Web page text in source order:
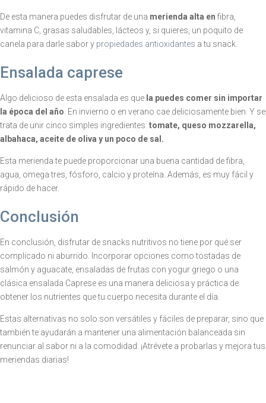
De esta manera puedes disfrutar de una merienda alta en fibra,
vitamina C, grasas saludables, lácteos y, si quieres, un poquito de
canela para darle sabor y propiedades antioxidantes a tu snack.
Ensalada caprese
Algo delicioso de esta ensalada es que la puedes comer sin importar
la época del año . En invierno o en verano cae deliciosamente bien. Y se
trata de unir cinco simples ingredientes: tomate, queso mozzarella,
albahaca, aceite de oliva y un poco de sal.
Esta merienda te puede proporcionar una buena cantidad de fibra,
agua, omega tres, fósforo, calcio y proteína. Además, es muy fácil y
rápido de hacer.
Conclusión
En conclusión, disfrutar de snacks nutritivos no tiene por qué ser
complicado ni aburrido. Incorporar opciones como tostadas de
salmón y aguacate, ensaladas de frutas con yogur griego o una
clásica ensalada Caprese es una manera deliciosa y práctica de
obtener los nutrientes que tu cuerpo necesita durante el día.
Estas alternativas no solo son versátiles y fáciles de preparar, sino que
también te ayudarán a mantener una alimentación balanceada sin
renunciar al sabor ni a la comodidad. ¡Atrévete a probarlas y mejora tus
meriendas diarias!